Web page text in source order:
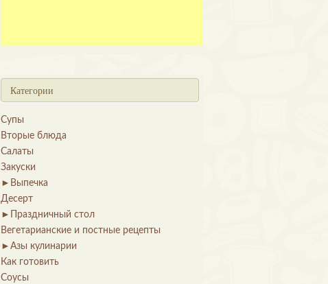
Категории
Супы
Вторые блюда
Салаты
Закуски
► Выпечка
Десерт
►
Праздничный стол
Вегетарианские и постные рецепты
► Азы кулинарии
Как готовить
Соусы